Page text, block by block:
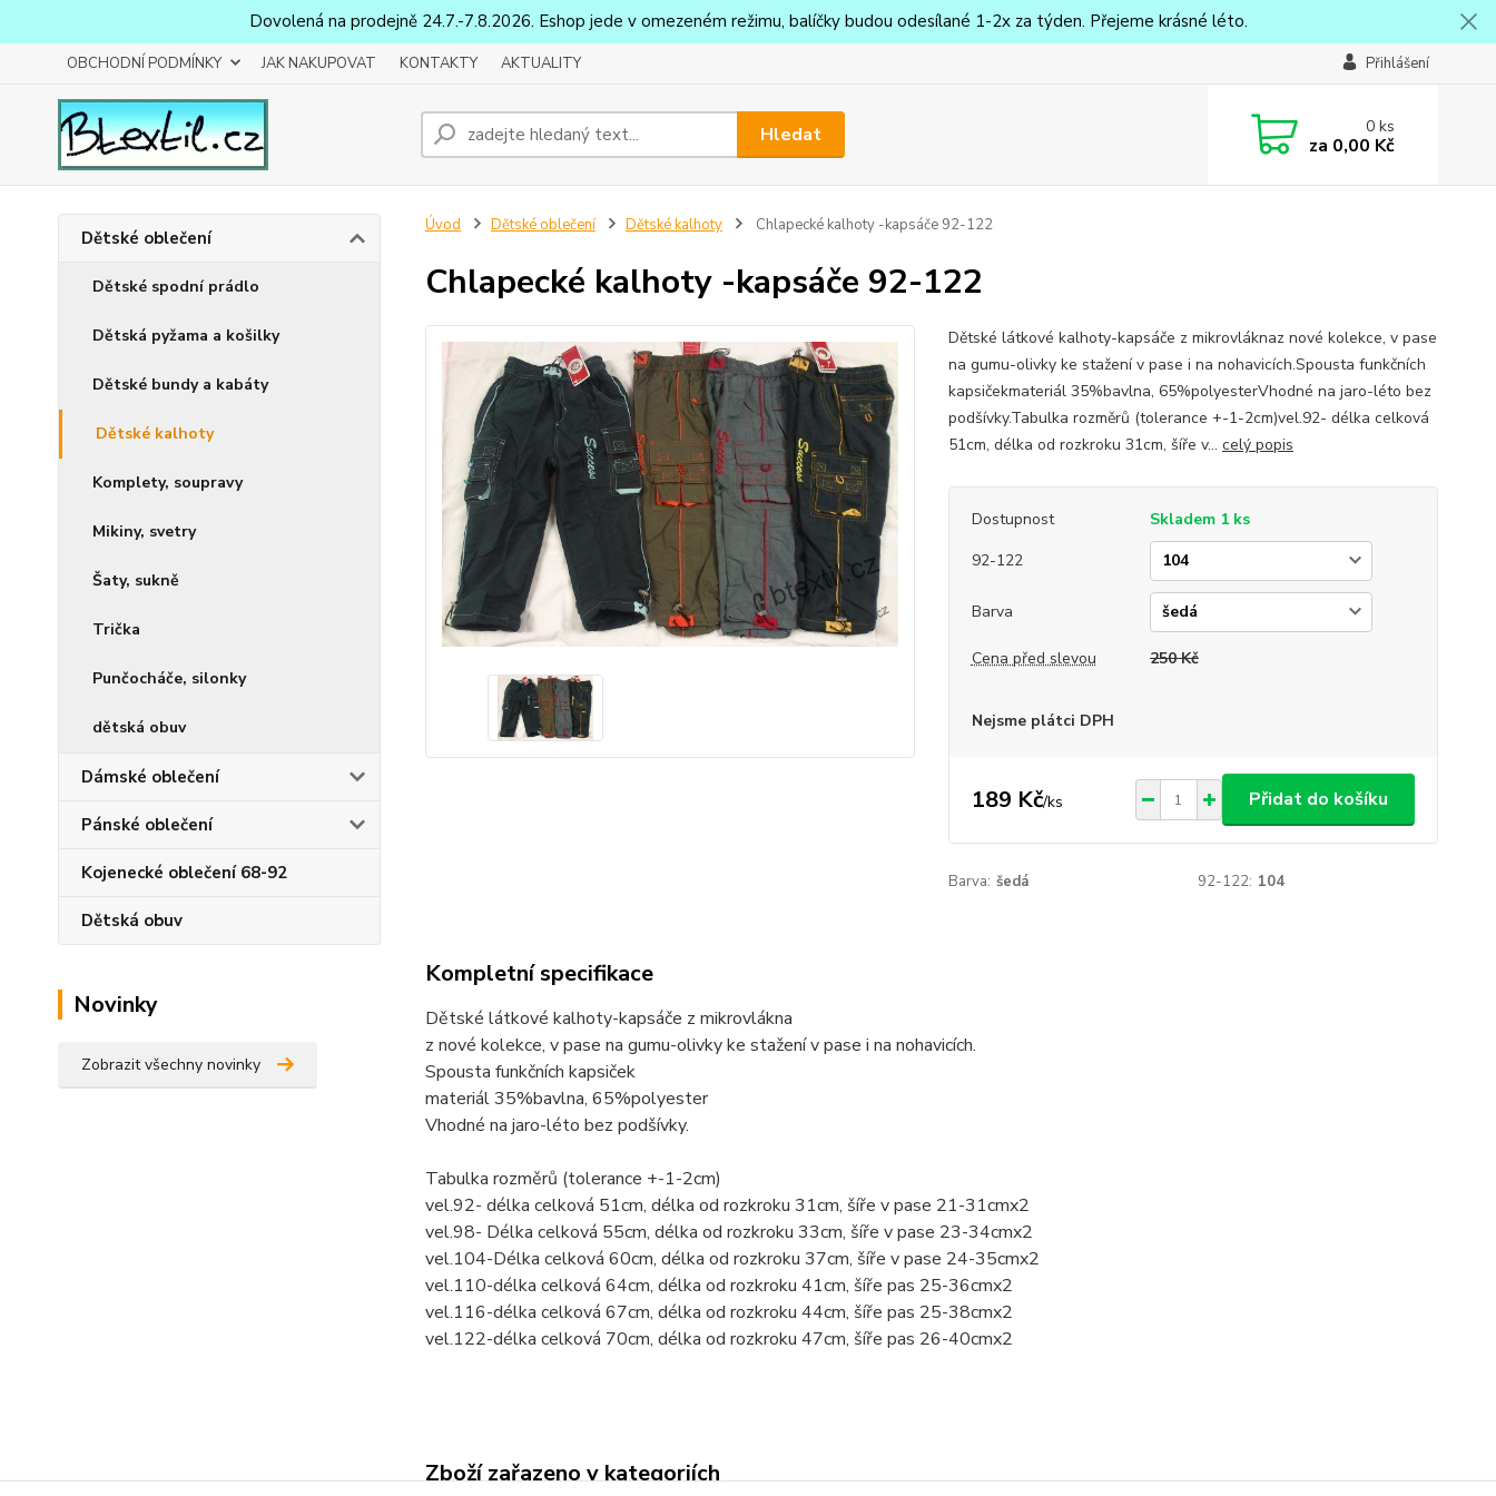
Dovolená na prodejně 24.7.-7.8.2026. Eshop jede v omezeném režimu, balíčky budou odesílané 1-2x za týden. Přejeme krásné léto.
OBCHODNÍ PODMÍNKY JAK NAKUPOVAT KONTAKTY AKTUALITY Přihlášení
Hledat 0ks
za 0,00 Kč
Dětské oblečení
Dětské spodní prádlo
Dětská pyžama a košilky
Dětské bundy a kabáty
Dětské kalhoty
Komplety, soupravy
Mikiny, svetry
Šaty, sukně
Trička
Punčocháče, silonky
dětská obuv
Dámské oblečení
Pánské oblečení
Kojenecké oblečení 68-92
Dětská obuv
Novinky
Zobrazit všechny novinky
Úvod Dětské oblečení Dětské kalhoty Chlapecké kalhoty -kapsáče 92-122
Chlapecké kalhoty -kapsáče 92-122
Dětské látkové kalhoty-kapsáče z mikrovláknaz nové kolekce, v pase
na gumu-olivky ke stažení v pase i na nohavicích.Spousta funkčních
kapsičekmateriál 35%bavlna, 65%polyesterVhodné na jaro-léto bez
podšívky.Tabulka rozměrů (tolerance +-1-2cm)vel.92- délka celková
51cm, délka od rozkroku 31cm, šíře v... celý popis
Dostupnost
Skladem 1 ks
92-122
Barva
Cena před slevou 250 Kč
Nejsme plátci DPH
189 Kč/ks Přidat do košíku
Barva: šedá 92-122: 104
Kompletní specifikace
Dětské látkové kalhoty-kapsáče z mikrovlákna
z nové kolekce, v pase na gumu-olivky ke stažení v pase i na nohavicích.
Spousta funkčních kapsiček
materiál 35%bavlna, 65%polyester
Vhodné na jaro-léto bez podšívky.
Tabulka rozměrů (tolerance +-1-2cm)
vel.92- délka celková 51cm, délka od rozkroku 31cm, šíře v pase 21-31cmx2
vel.98- Délka celková 55cm, délka od rozkroku 33cm, šíře v pase 23-34cmx2
vel.104-Délka celková 60cm, délka od rozkroku 37cm, šíře v pase 24-35cmx2
vel.110-délka celková 64cm, délka od rozkroku 41cm, šíře pas 25-36cmx2
vel.116-délka celková 67cm, délka od rozkroku 44cm, šíře pas 25-38cmx2
vel.122-délka celková 70cm, délka od rozkroku 47cm, šíře pas 26-40cmx2
Zboží zařazeno v kategoriích